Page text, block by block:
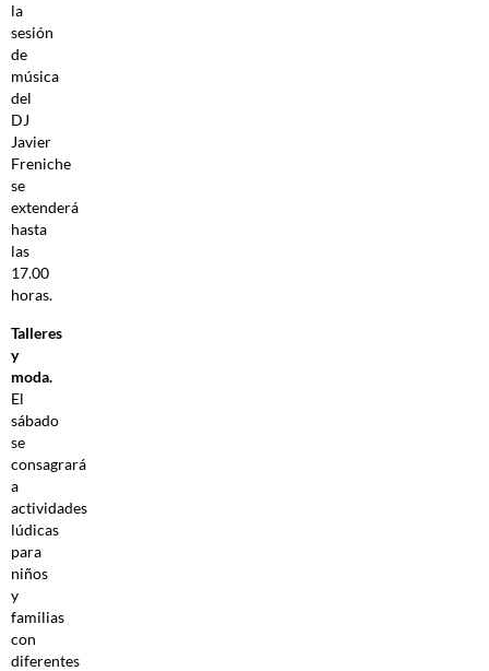
la
sesión
de
música
del
DJ
Javier
Freniche
se
extenderá
hasta
las
17.00
horas.
Talleres
y
moda.
El
sábado
se
consagrará
a
actividades
lúdicas
para
niños
y
familias
con
diferentes